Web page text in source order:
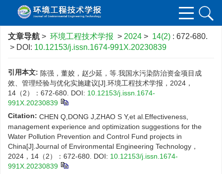
文章导航 > 环境工程技术学报 > 2024 > 14(2) : 672-680.
> DOI: 10.12153/j.issn.1674-991X.20230839
引用本文: 陈强，董姣，赵少延，等.我国水污染防治资金项目成
效、管理经验与优化实施建议[J].环境工程技术学报，2024，
14（2）：672-680. DOI: 10.12153/j.issn.1674-
991X.20230839
Citation: CHEN Q,DONG J,ZHAO S Y,et al.Effectiveness,
management experience and optimization suggestions for the
Water Pollution Prevention and Control Fund projects in
China[J].Journal of Environmental Engineering Technology，
2024，14（2）：672-680. DOI: 10.12153/j.issn.1674-
991X.20230839